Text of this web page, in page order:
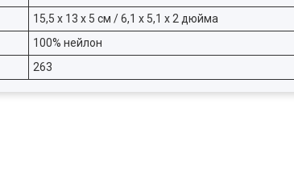
15,5 х 13 х 5 см / 6,1 х 5,1 х 2 дюйма
100% нейлон
263